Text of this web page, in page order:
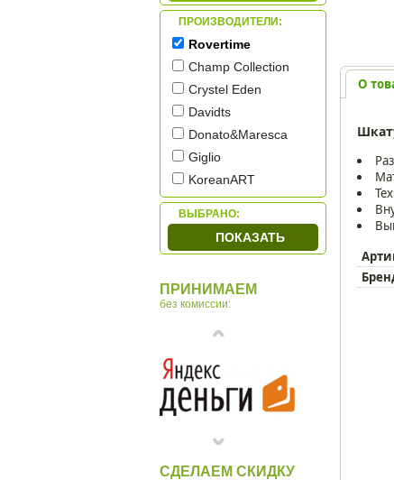
ПРОИЗВОДИТЕЛИ:
Rovertime
Champ Collection
Crystel Eden
Davidts
Donato&Maresca
Giglio
KoreanART
LC Designs Co. Ltd.
TechBox
Макей
ВЫБРАНО:
ПОКАЗАТЬ
ПРИНИМАЕМ
без комиссии:
СДЕЛАЕМ СКИДКУ
О